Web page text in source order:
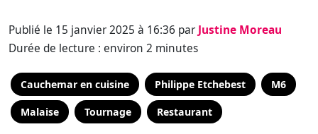
Publié le 15 janvier 2025 à 16:36 par Justine Moreau
Durée de lecture : environ 2 minutes
Cauchemar en cuisine Philippe Etchebest M6
Malaise Tournage Restaurant